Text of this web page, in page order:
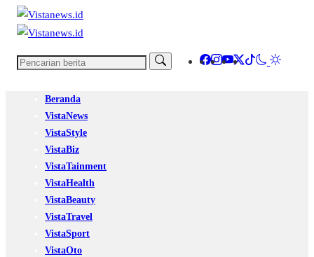
Beranda
VistaNews
VistaStyle
VistaBiz
VistaTainment
VistaHealth
VistaBeauty
VistaTravel
VistaSport
VistaOto